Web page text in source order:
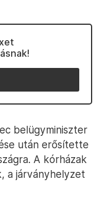
belügyminiszter
után erősítette
A kórházak
a járványhelyzet